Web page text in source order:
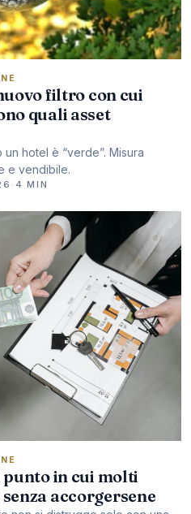
filtro con cui
quali asset
un hotel è “verde”. Misura
e vendibile.
· 4 MIN
in cui molti
accorgersene